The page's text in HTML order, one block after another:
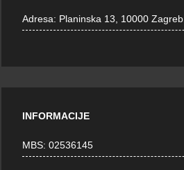
Adresa: Planinska 13, 10000 Zagreb
INFORMACIJE
MBS: 02536145